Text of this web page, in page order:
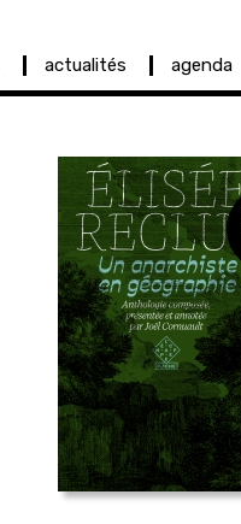
actualités agenda